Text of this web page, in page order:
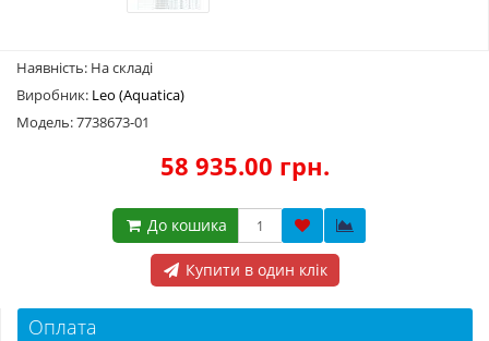
Наявність: На складі
Виробник: Leo (Aquatica)
Модель: 7738673-01
58 935.00 грн.
До кошика
Купити в один клік
Оплата